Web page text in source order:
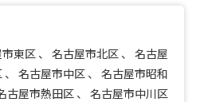
東区 、 名古屋市北区 、 名古屋
、 名古屋市中区 、 名古屋市昭和
古屋市熱田区 、 名古屋市中川区